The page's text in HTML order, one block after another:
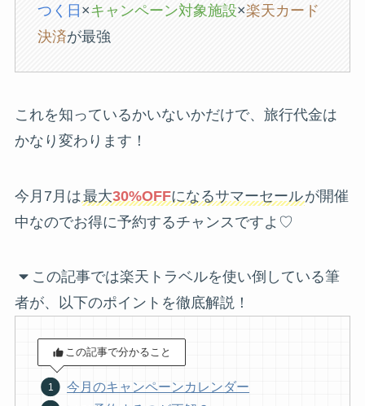
つく日 ×キャンペーン対象施設×楽天カード
決済が最強
これを知っているかいないかだけで、旅行代金は
かなり変わります！
今月7月は最大30%OFFになるサマーセールが開催
中なのでお得に予約するチャンスですよ♡
この記事では楽天トラベルを使い倒している筆
者が、以下のポイントを徹底解説！
この記事で分かること
今月のキャンペーンカレンダー